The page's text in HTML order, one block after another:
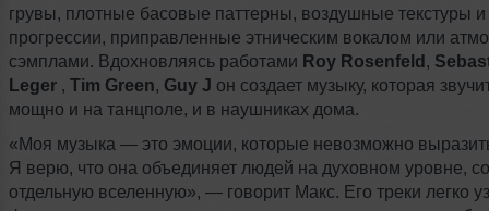
грувы, плотные басовые паттерны, воздушные текстуры и
прогрессии, приправленные этническим вокалом или
сэмплами. Вдохновляясь работами Roy Rosenfeld ,
Leger , Tim Green, Guy J он создает музыку, которая
мощно и на танцполе, и в наушниках дома.
«Моя музыка — это эмоции, которые невозможно
Я верю, что она объединяет людей на духовном уровне,
отдельную вселенную», — говорит Макс. Его треки легко